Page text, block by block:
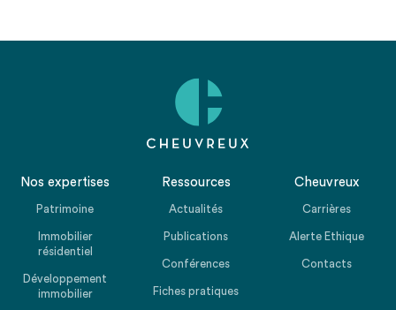
Nos expertises
Patrimoine
Immobilier
résidentiel
Développement
immobilier
Ressources
Actualités
Publications
Conférences
Fiches pratiques
Cheuvreux
Carrières
Alerte Ethique
Contacts